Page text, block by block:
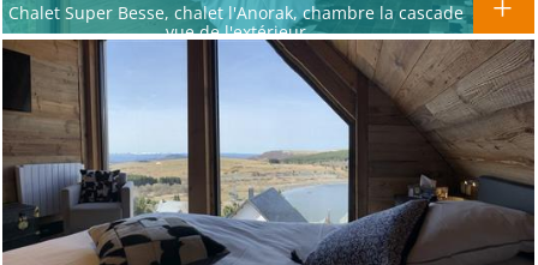
Chalet Super Besse, chalet l'Anorak, chambre la cascade
vue de l'extérieur